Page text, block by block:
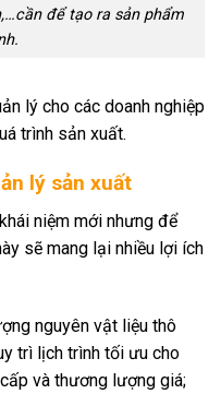
để tạo ra sản phẩm
lý cho các doanh nghiệp
trình sản xuất.
lý sản xuất
niệm mới nhưng để
sẽ mang lại nhiều lợi ích
nguyên vật liệu thô
trì lịch trình tối ưu cho
và thương lượng giá;